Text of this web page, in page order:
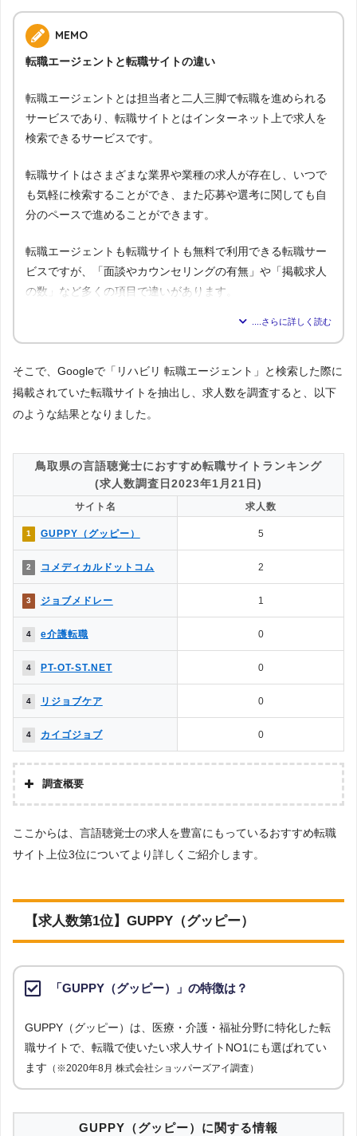
MEMO
転職エージェントと転職サイトの違い
転職エージェントとは担当者と二人三脚で転職を進められる
サービスであり、転職サイトとはインターネット上で求人を
検索できるサービスです。
転職サイトはさまざまな業界や業種の求人が存在し、いつで
も気軽に検索することができ、また応募や選考に関しても自
分のペースで進めることができます。
転職エージェントも転職サイトも無料で利用できる転職サー
ビスですが、「面談やカウンセリングの有無」や「掲載求人
の数」など多くの項目で違いがあります。
ント
1.気軽に利用できるのはどっち？
→解説1
△ ◯
2.面談・カウンセリングの有無は？ ◯ ✕
3.掲載求人数はどっちが多い？
→解説2
◯ △
5.一度に複数の求人に応募できる？
→解説3
◯
6.企業やヘッドハンターからスカウトはある？ △ ◯
7.企業情報を詳しく知れるのは？
→解説4
8.応募書類の添削や面接対策はある？
9.日程調整や年収交渉など企業やりとりは？
10.内定をもらいやすいのは？
→解説5
11.退職サポートや転職後のサポートは？ △ ✕
［解説1］転職エージェントは、転職エージェント経由での応募になる
ため、転職エージェント側とのやりとりが必要になるなど多少の制限が
生じます。反面、転職サイトは自身で応募するため制約がなく、気軽に
利用することができます。
［解説2］転職エージェントは、自社が実際にコンタクトを取っている
企業の求人のみが掲載されているため、転職エージェントのチェックが
［解説3］転職エージェントも、複数の企業に同時応募できますが、転
イトでは自身で興味のある求人があればいくらでも自由に応募すること
ができます。
欲しいのか、企業の内情はどうなのかを理解しているため、より詳しい
［解説5］転職エージェントは、企業が欲しい人材と転職希望者が合致
している求人を紹介しているため、内定をもらいやすくなります。
そこで、Googleで「リハビリ 転職エージェント」と検索した際に
掲載されていた転職サイトを抽出し、求人数を調査すると、以下
のような結果となりました。
鳥取県の言語聴覚士におすすめ転職サイトランキング
(求人数調査日2023年1月21日)
サイト名 求人数
1 GUPPY（グッピー） 5
2 コメディカルドットコム 2
3 ジョブメドレー 1
4 e介護転職 0
4 PT-OT-ST.NET 0
4 リジョブケア 0
4 カイゴジョブ 0
調査概要
株式会社アドバンスフロー
調査対象とした転職サイトについて
調査対象とした求人について
調査日
求人数ランキング上部または下部に記載
ここからは、言語聴覚士の求人を豊富にもっているおすすめ転職
サイト上位3位についてより詳しくご紹介します。
【求人数第1位】GUPPY（グッピー）
「GUPPY（グッピー）」の特徴は？
GUPPY（グッピー）は、医療・介護・福祉分野に特化した転
職サイトで、転職で使いたい求人サイトNO1にも選ばれてい
ます （※2020年8月 株式会社ショッパーズアイ調査）
GUPPY（グッピー）に関する情報